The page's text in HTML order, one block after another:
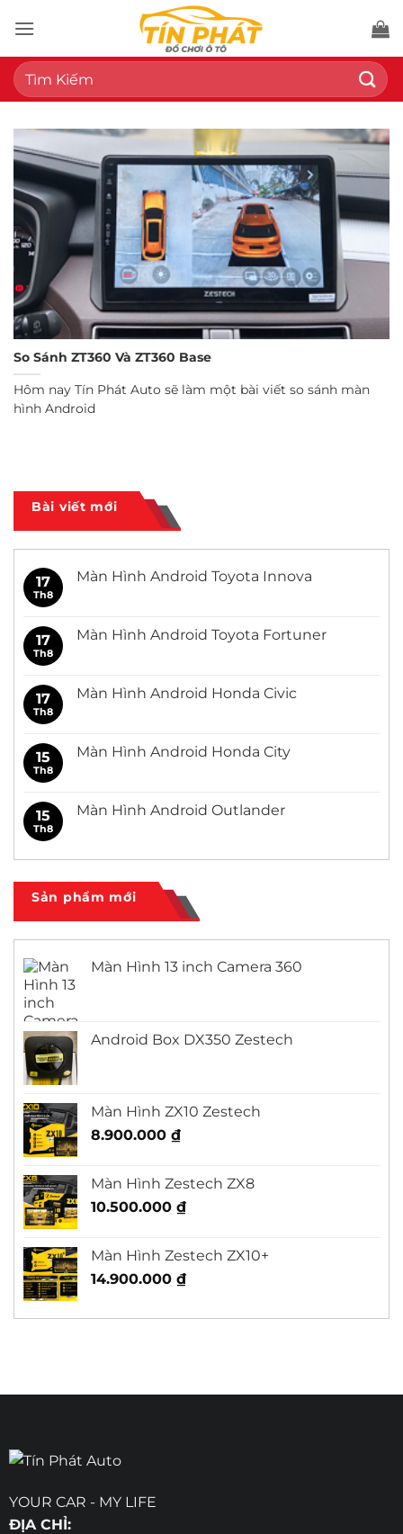
qua
nội
dung
Tìm
kiếm:
Bài viết mới
17
Th8
Màn Hình Android Toyota Innova
luận
ở
Toyota
Innova
17
Th8
Màn Hình Android Toyota Fortuner
luận
ở
Toyota
Fortuner
17
Th8
Màn Hình Android Honda Civic
luận
ở
Honda
Civic
15
Th8
Màn Hình Android Honda City
luận
ở
Honda
15
Th8
Màn Hình Android Outlander
luận
Màn
Hình
Outlander
Sản phẩm mới
Màn Hình 13 inch Camera 360
Android Box DX350 Zestech
Màn Hình ZX10 Zestech
8.900.000 ₫
Màn Hình Zestech ZX8
10.500.000 ₫
Màn Hình Zestech ZX10+
14.900.000 ₫
So Sánh ZT360 Và ZT360 Base
Hôm nay Tín Phát Auto sẽ làm một bài viết so sánh màn
hình Android
YOUR CAR - MY LIFE
ĐỊA CHỈ: